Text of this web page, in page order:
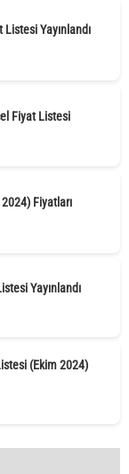
Yayınlandı
Fiyat Listesi
Fiyatları
Yayınlandı
(Ekim 2024)